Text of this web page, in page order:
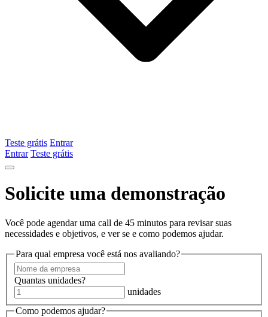
Teste grátis Entrar
Entrar Teste grátis
Solicite uma demonstração
Você pode agendar uma call de 45 minutos para revisar suas
necessidades e objetivos, e ver se e como podemos ajudar.
Para qual empresa você está nos avaliando?
Quantas unidades?
unidades
Como podemos ajudar?